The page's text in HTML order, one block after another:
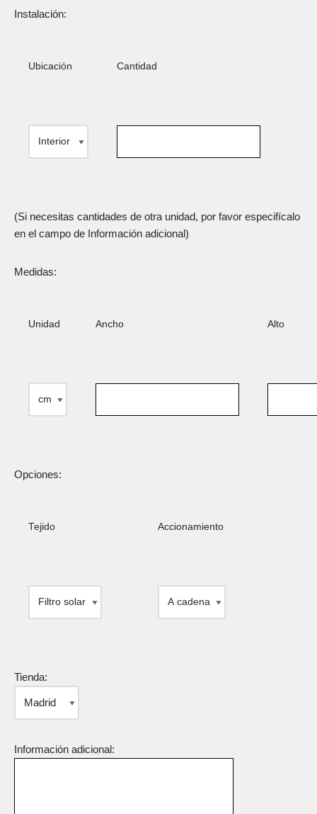
Instalación:
Ubicación Cantidad
(Si necesitas cantidades de otra unidad, por favor especifícalo
en el campo de Información adicional)
Medidas:
Unidad Ancho Alto
Opciones:
Tejido Accionamiento
Tienda:
Información adicional: